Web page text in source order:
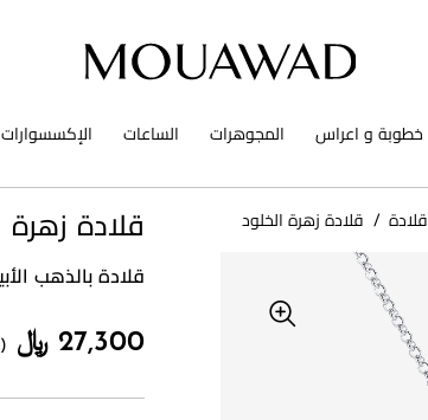
خطوبة و اعراس المجوهرات الساعات الإكسسوارات
قلادة / قلادة زهرة الخلود قلادة زهرة
قلادة بالذهب
27,300 ﷼